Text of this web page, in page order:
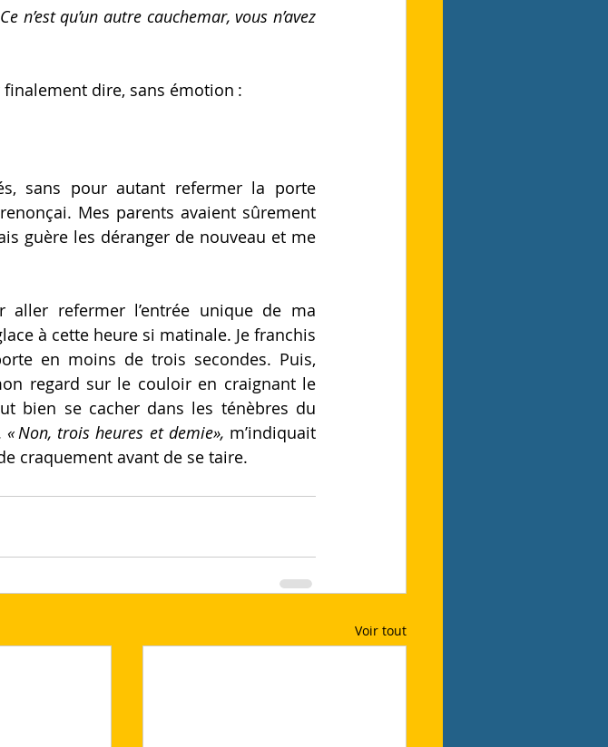
Ce n’est qu’un autre cauchemar, vous n’avez
finalement dire, sans émotion :
sans pour autant refermer la porte
Mes parents avaient sûrement
guère les déranger de nouveau et me
refermer l’entrée unique de ma
à cette heure si matinale. Je franchis
en moins de trois secondes. Puis,
regard sur le couloir en craignant le
bien se cacher dans les ténèbres du
« Non, trois heures et demie»,
craquement avant de se taire.
Voir tout